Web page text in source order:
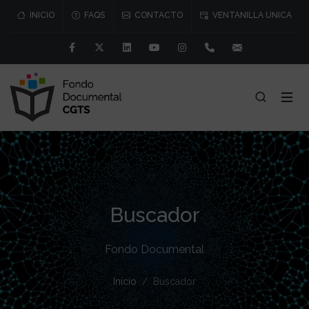
INICIO FAQS CONTACTO VENTANILLA UNICA
FacebookTwitter LinkedinYoutubeInstagram91 541 57 76/77
Buscador
Fondo Documental
Inicio Buscador